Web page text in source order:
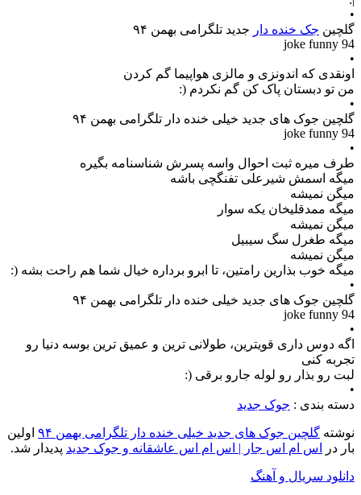
•
گلچین جک خنده دار جدید تلگرامی بهمن ۹۴
joke funny 94
•
اونقدى که اندونزى و مالزى هواپیما گم کردن
من تو دبستان پاک کن گم نکردم (:
•
گلچین جوک های جدید خیلی خنده دار تلگرامی بهمن ۹۴
joke funny 94
•
طرف ﻣﯿﺮﻩ ﺛﺒﺖ ﺍﺣﻮﺍﻝ ﻭﺍﺳﻪ ﭘﺴﺮﺵ ﺷﻨﺎﺳﻨﺎﻣﻪ ﺑﮕﯿﺮﻩ
ﻣﯿﮕﻪ ﺍﺳﻤﺶ ﺷﯿﺮﻋﻠﯽ ﺗﻔﻨﮕﭽﯽ ﺑﺎﺷﻪ
ﻣﯿﮕﻦ ﻧﻤﯿﺸﻪ
ﻣﯿﮕﻪ ﻣﻤﺪﻗﻠﯿﺨﺎﻥ ﯾﮑﻪ ﺳﻮﺍﺭ
ﻣﯿﮕﻦ ﻧﻤﯿﺸﻪ
ﻣﯿﮕﻪ ﻃﻐﺮﻝ ﺳﮓ ﺳﯿﺒﯿﻞ
ﻣﯿﮕﻦ ﻧﻤﯿﺸﻪ
ﻣﯿﮕﻪ ﺧﻮﺏ ﺑﺬﺍﺭﯾﻦ ﺭﺍﻣﺘﯿﻦ، ﺗﺎ ابرو برداره ﺧﯿﺎﻝ ﺷﻤﺎ ﻫﻢ ﺭﺍﺣﺖ بشه (:
•
گلچین جوک های جدید خیلی خنده دار تلگرامی بهمن ۹۴
joke funny 94
•
اگه دوس داری قویترین، طولانی ترین و عمیق ترین بوسه دنیا رو
تجربه کنی
لبت رو بذار رو لوله جارو برقی (:
•
دسته بندی : جوک جدید
نوشته گلچین جوک های جدید خیلی خنده دار تلگرامی بهمن ۹۴
اولین
بار در
اس ام اس جار | اس ام اس عاشقانه و جوک جدید پدیدار شد.
دانلود سریال و آهنگ